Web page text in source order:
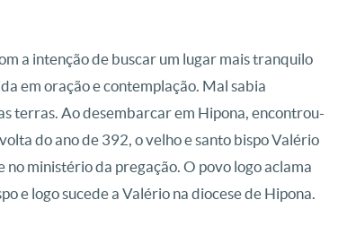
a intenção de buscar um lugar mais tranquilo
em oração e contemplação. Mal sabia
terras. Ao desembarcar em Hipona, encontrou-
do ano de 392, o velho e santo bispo Valério
ministério da pregação. O povo logo aclama
e logo sucede a Valério na diocese de Hipona.